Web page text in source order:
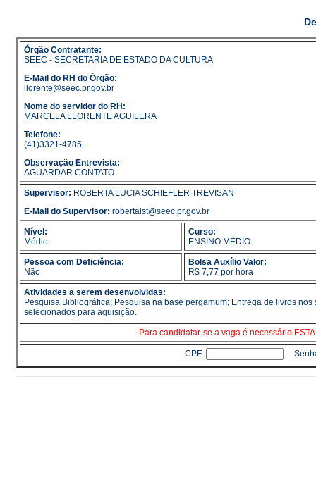
Órgão Contratante:
SEEC - SECRETARIA DE ESTADO DA CULTURA
E-Mail do RH do Órgão:
llorente@seec.pr.gov.br
Nome do servidor do RH:
MARCELA LLORENTE AGUILERA
Telefone:
(41)3321-4785
Observação Entrevista:
AGUARDAR CONTATO
Supervisor: ROBERTA LUCIA SCHIEFLER TREVISAN
E-Mail do Supervisor: robertalst@seec.pr.gov.br
Nível:
Médio
Curso:
ENSINO MÉDIO
Pessoa com Deficiência:
Não
Bolsa Auxílio Valor:
R$ 7,77 por hora
Atividades a serem desenvolvidas:
Pesquisa Bibliográfica; Pesquisa na base pergamum; Entrega de livros
selecionados para aquisição.
Para candidatar-se a vaga é necessário
CPF: